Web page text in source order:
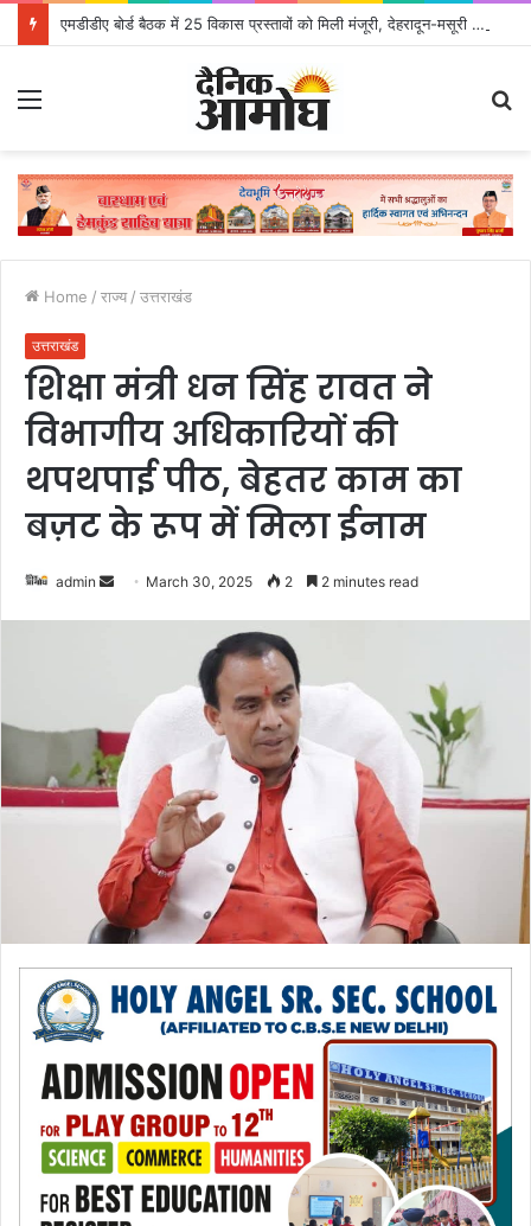
एमडीडीए बोर्ड बैठक में 25 विकास प्रस्तावों को मिली मंजूरी, देहरादून-मसूरी के नियोजित विकास को मिलेगी रफ्तार
Home / राज्य / उत्तराखंड
उत्तराखंड
शिक्षा मंत्री धन सिंह रावत ने
विभागीय अधिकारियों की
थपथपाई पीठ, बेहतर काम का
बज़ट के रूप में मिला ईनाम
admin
e
m
a
l
March 30, 2025 2 2 minutes read